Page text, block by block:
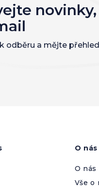
odběru a mějte
O nás
O nás
Vše o